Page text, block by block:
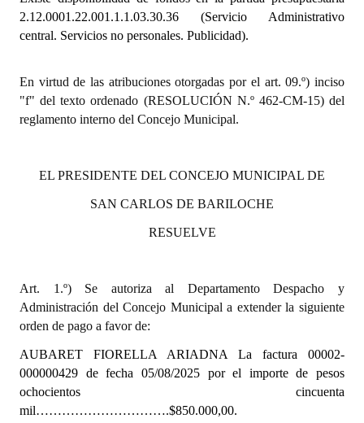
Dictámenes Asesoría Letrada
Informes de Unidad Coordinadora
Ejecución Presupuestaria
Resoluciones
Resoluciones de Presidencia
INSTITUCIONAL
Antiguos Pobladores
2.12.0001.22.001.1.1.03.30.36 (Servicio Administrativo
central. Servicios no personales. Publicidad).
En virtud de las atribuciones otorgadas por el art. 09.º) inciso
"f" del texto ordenado (RESOLUCIÓN N.º 462-CM-15) del
reglamento interno del Concejo Municipal.
EL PRESIDENTE DEL CONCEJO MUNICIPAL DE
SAN CARLOS DE BARILOCHE
RESUELVE
Art. 1.º) Se autoriza al Departamento Despacho y
Administración del Concejo Municipal a extender la siguiente
orden de pago a favor de:
AUBARET FIORELLA ARIADNA La factura 00002-
000000429 de fecha 05/08/2025 por el importe de pesos
ochocientos cincuenta
mil………………………….$850.000,00.